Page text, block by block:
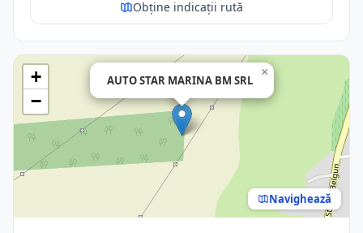
Obține indicații rută
AUTO STAR MARINA BM SRL
×
+
−
Navighează